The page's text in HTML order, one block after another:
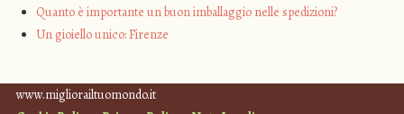
Quanto è importante un buon imballaggio nelle spedizioni?
Un gioiello unico: Firenze
www.migliorailtuomondo.it